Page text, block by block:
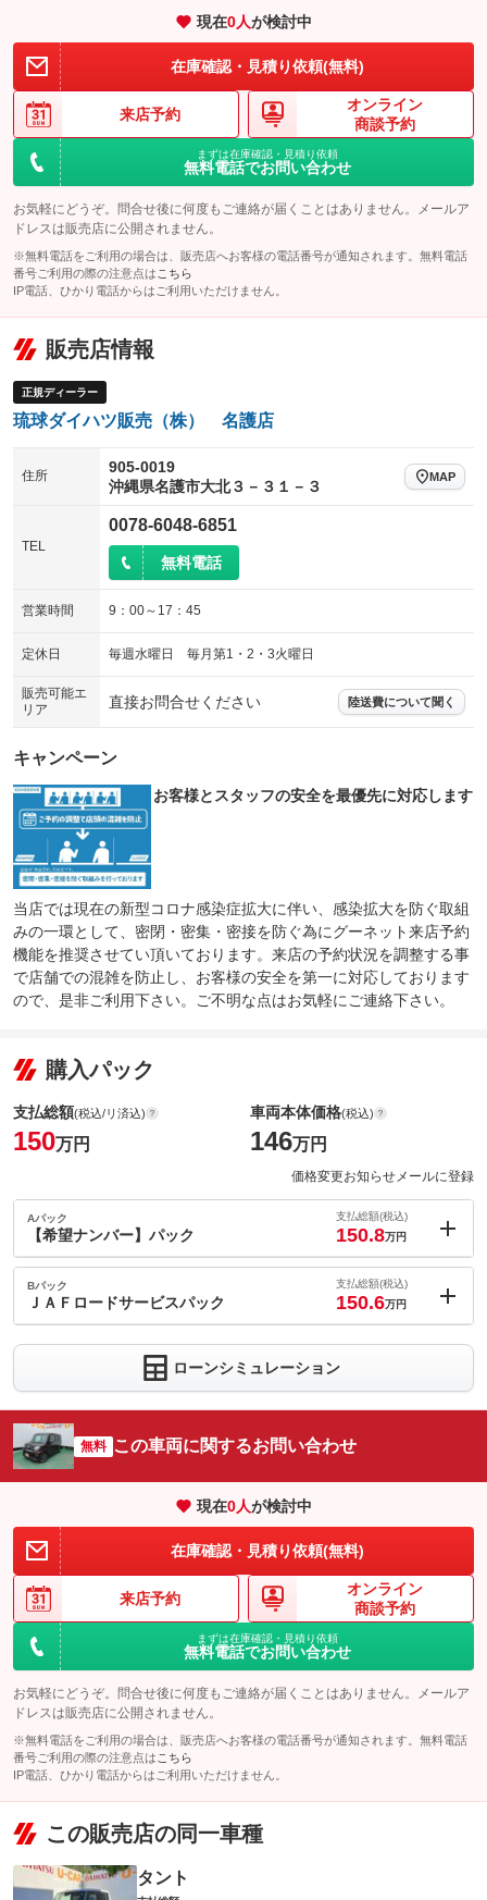
現在0人が検討中
在庫確認・見積り依頼(無料)
来店予約
オンライン
商談予約
まずは在庫確認・見積り依頼
無料電話でお問い合わせ
お気軽にどうぞ。問合せ後に何度もご連絡が届くことはありません。メールア
ドレスは販売店に公開されません。
※無料電話をご利用の場合は、販売店へお客様の電話番号が通知されます。無料電話
番号ご利用の際の注意点は こちら
IP電話、ひかり電話からはご利用いただけません。
販売店情報
正規ディーラー
琉球ダイハツ販売（株） 名護店
住所
905-0019
沖縄県名護市大北３－３１－３
MAP
TEL
0078-6048-6851
無料電話
営業時間 9：00～17：45
定休日 毎週水曜日 毎月第1・2・3火曜日
販売可能エ
リア
直接お問合せください 陸送費について聞く
キャンペーン
お客様とスタッフの安全を最優先に対応します
当店では現在の新型コロナ感染症拡大に伴い、感染拡大を防ぐ取組
みの一環として、密閉・密集・密接を防ぐ為にグーネット来店予約
機能を推奨させてい頂いております。来店の予約状況を調整する事
で店舗での混雑を防止し、お客様の安全を第一に対応しております
ので、是非ご利用下さい。ご不明な点はお気軽にご連絡下さい。
購入パック
支払総額(税込/リ済込)
150万円
車両本体価格(税込)
146万円
価格変更お知らせメールに登録
Aパック
【希望ナンバー】パック
支払総額(税込)
150.8万円
内：オプシ
ョン価格
(税込)
車両本体価
パック内容
このパックの見積もり依頼（無料）
Bパック
ＪＡＦロードサービスパック
支払総額(税込)
150.6万円
0.6 万円
車両本体価
格
パック内容
備考
このパックの見積もり依頼（無料）
ローンシミュレーション
無料 この車両に関するお問い合わせ
現在0人が検討中
在庫確認・見積り依頼(無料)
来店予約
オンライン
商談予約
まずは在庫確認・見積り依頼
無料電話でお問い合わせ
お気軽にどうぞ。問合せ後に何度もご連絡が届くことはありません。メールア
ドレスは販売店に公開されません。
※無料電話をご利用の場合は、販売店へお客様の電話番号が通知されます。無料電話
番号ご利用の際の注意点は こちら
IP電話、ひかり電話からはご利用いただけません。
この販売店の同一車種
タント